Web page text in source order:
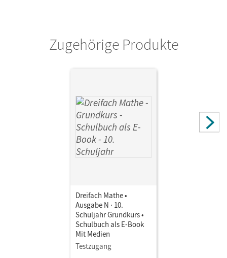
Zugehörige Produkte
Dreifach Mathe •
Ausgabe N · 10.
Schuljahr Grundkurs •
Schulbuch als E-Book
Mit Medien
Testzugang